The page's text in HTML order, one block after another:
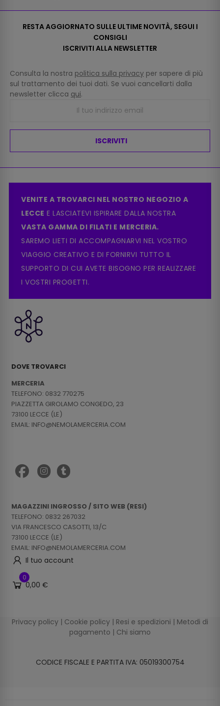
RESTA AGGIORNATO SULLE ULTIME NOVITÀ, SEGUI I
CONSIGLI
ISCRIVITI ALLA NEWSLETTER
Consulta la nostra politica sulla privacy per sapere di più
sul trattamento dei tuoi dati. Se vuoi cancellarti dalla
newsletter clicca qui.
ISCRIVITI
VENITE A TROVARCI NEL NOSTRO NEGOZIO A
LECCE E LASCIATEVI ISPIRARE DALLA NOSTRA
VASTA GAMMA DI FILATI E MERCERIA.
SAREMO LIETI DI ACCOMPAGNARVI NEL VOSTRO
VIAGGIO CREATIVO E DI FORNIRVI TUTTO IL
SUPPORTO DI CUI AVETE BISOGNO PER REALIZZARE
I VOSTRI PROGETTI.
DOVE TROVARCI
MERCERIA
TELEFONO: 0832 770275
PIAZZETTA GIROLAMO CONGEDO, 23
73100 LECCE (LE)
EMAIL: INFO@NEMOLAMERCERIA.COM
MAGAZZINI INGROSSO / SITO WEB (RESI)
TELEFONO: 0832 267032
VIA FRANCESCO CASOTTI, 13/C
73100 LECCE (LE)
EMAIL: INFO@NEMOLAMERCERIA.COM
Il tuo account
0
0,00 €
Privacy policy | Cookie policy | Resi e spedizioni | Metodi di
pagamento | Chi siamo
CODICE FISCALE E PARTITA IVA: 05019300754